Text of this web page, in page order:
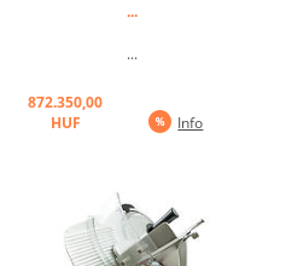
...
...
872.350,00
HUF
Info